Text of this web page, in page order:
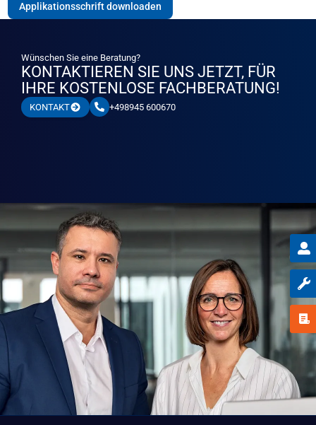
Applikationsschrift downloaden
Wünschen Sie eine Beratung?
KONTAKTIEREN SIE UNS JETZT, FÜR
IHRE KOSTENLOSE FACHBERATUNG!
KONTAKT +498945 600670